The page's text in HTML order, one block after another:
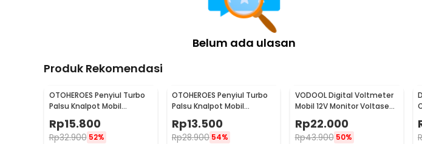
Belum ada ulasan
Produk Rekomendasi
OTOHEROES Penyiul Turbo
Palsu Knalpot Mobil
Whistler 1000-2400cc L -
TUR007
Rp15.800
Rp32.900 52%
OTOHEROES Penyiul Turbo
Palsu Knalpot Mobil
Whistler 1000-1800cc M 1.6-
2.0 - TUR007
Rp13.500
Rp28.900 54%
VODOOL Digital Voltmeter
Mobil 12V Monitor Voltase
Rp22.000
Rp43.900 50%